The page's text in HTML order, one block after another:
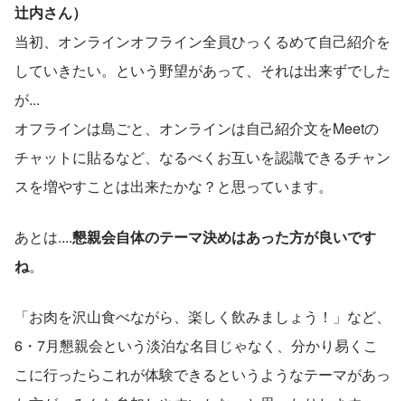
辻内さん）
当初、オンラインオフライン全員ひっくるめて自己紹介を
していきたい。という野望があって、それは出来ずでした
が...
オフラインは島ごと、オンラインは自己紹介文をMeetの
チャットに貼るなど、なるべくお互いを認識できるチャン
スを増やすことは出来たかな？と思っています。
あとは....懇親会自体のテーマ決めはあった方が良いです
ね。
「お肉を沢山食べながら、楽しく飲みましょう！」など、
6・7月懇親会という淡泊な名目じゃなく、分かり易くこ
こに行ったらこれが体験できるというようなテーマがあっ